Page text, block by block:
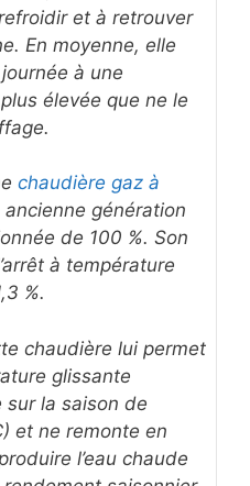
et à retrouver
En moyenne, elle
à une
élevée que ne le
chaudière gaz à
ancienne génération
de 100 %. Son
à température
%.
chaudière lui permet
glissante
sur la saison de
et ne remonte en
l’eau chaude